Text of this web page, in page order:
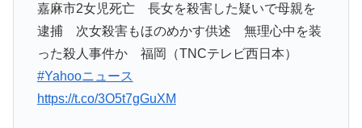
嘉麻市2女児死亡 長女を殺害した疑いで母親を
逮捕 次女殺害もほのめかす供述 無理心中を装
った殺人事件か 福岡（TNCテレビ西日本）
#Yahooニュース
https://t.co/3O5t7gGuXM